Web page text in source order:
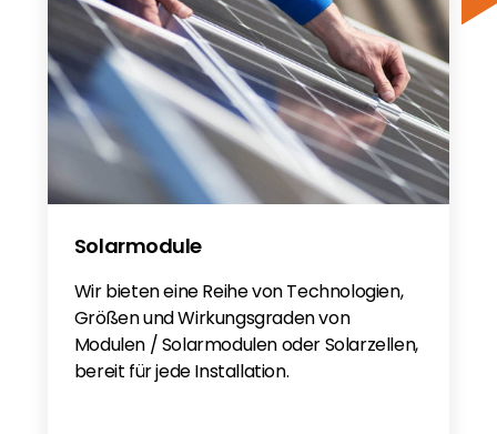
Solarmodule
Wir bieten eine Reihe von Technologien,
Größen und Wirkungsgraden von
Modulen / Solarmodulen oder Solarzellen,
bereit für jede Installation.